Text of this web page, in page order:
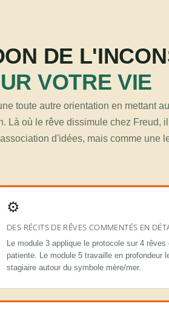
DE
VOTRE VIE
toute autre orientation en mettant
Là où le rêve dissimule chez Freud,
d'idées, mais comme une
⚙
DES RÉCITS DE RÊVES COMMENTÉS EN
Le module 3 applique le protocole sur 4 rêves
patiente. Le module 5 travaille en profondeur
stagiaire autour du symbole mère/mer.